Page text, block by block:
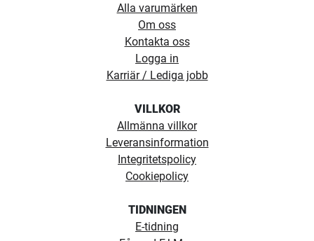
Alla varumärken
Om oss
Kontakta oss
Logga in
Karriär / Lediga jobb
VILLKOR
Allmänna villkor
Leveransinformation
Integritetspolicy
Cookiepolicy
TIDNINGEN
E-tidning